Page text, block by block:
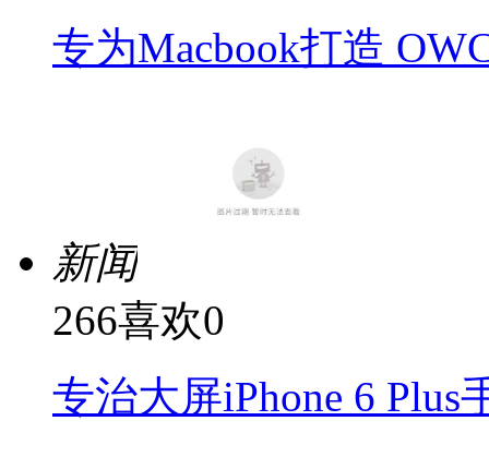
专为Macbook打造
新闻
266喜欢0
专治大屏iPhone 6 Plus